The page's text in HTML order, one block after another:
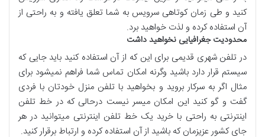
کنید و طی زمان کوتاهی سرویس به شما تعلق یافته و به راحتی از
آن استفاده کرده و لذت خواهید برد.
محدودیت جغرافیایی نخواهید داشت
در تلفن شهری قدیمی برای این که از آن استفاده کنید باید جایی که
سیستم قرار دارد باشید وگرنه امکان تماس شما فراهم نمیشود برای
مثال اگر به سرکار بروید و بخواهید با تلفن منزل خودتان با فردی
گفت و گو کنید این امکان میسر نیست درحالی که در خط تلفن
اینترنتی به راحتی با خرید یک خط تلفن اینترنتی میتوانید در هر
جای کشور عزیزمان که باشید از آن استفاده کرده و ارتباط برقرار کنید.